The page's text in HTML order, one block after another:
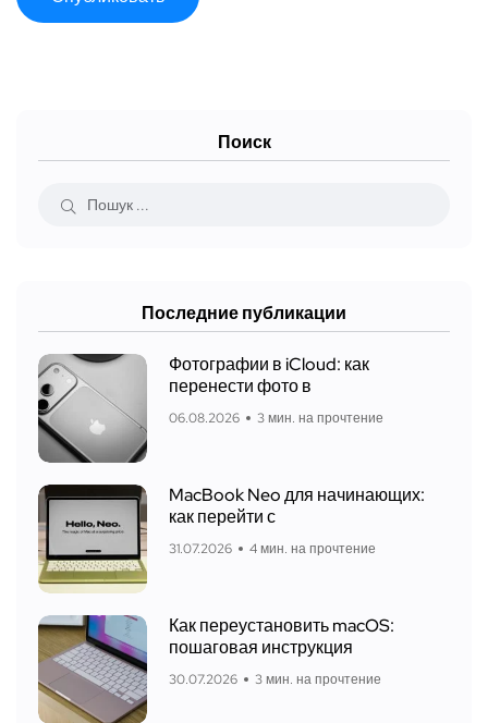
Поиск
Последние публикации
Фотографии в iCloud: как
перенести фото в
06.08.2026 3 мин. на прочтение
MacBook Neo для начинающих:
как перейти с
31.07.2026 4 мин. на прочтение
Как переустановить macOS:
пошаговая инструкция
30.07.2026 3 мин. на прочтение